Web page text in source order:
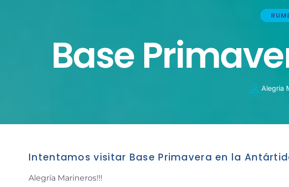
Base
Alegria
Intentamos visitar Base Primavera en la
Alegría Marineros!!!